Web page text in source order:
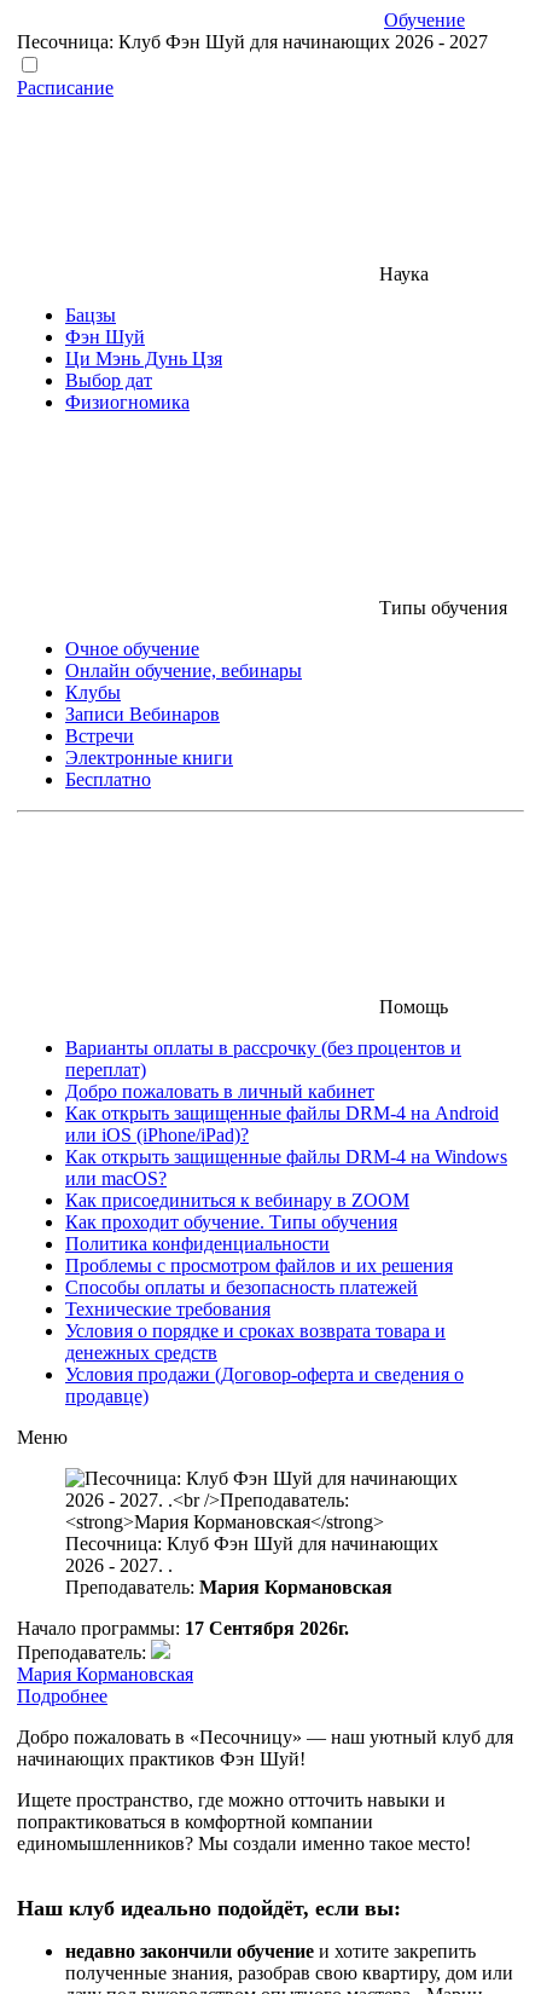
Обучение
Песочница: Клуб Фэн Шуй для начинающих 2026 - 2027
Расписание
Наука
Бацзы
Фэн Шуй
Ци Мэнь Дунь Цзя
Выбор дат
Физиогномика
Типы обучения
Очное обучение
Онлайн обучение, вебинары
Клубы
Записи Вебинаров
Встречи
Электронные книги
Бесплатно
Помощь
Варианты оплаты в рассрочку (без процентов и
переплат)
Добро пожаловать в личный кабинет
Как открыть защищенные файлы DRM-4 на Android
или iOS (iPhone/iPad)?
Как открыть защищенные файлы DRM-4 на Windows
или macOS?
Как присоединиться к вебинару в ZOOM
Как проходит обучение. Типы обучения
Политика конфиденциальности
Проблемы с просмотром файлов и их решения
Способы оплаты и безопасность платежей
Технические требования
Условия о порядке и сроках возврата товара и
денежных средств
Условия продажи (Договор-оферта и сведения о
продавце)
Меню
Песочница: Клуб Фэн Шуй для начинающих
2026 - 2027. .
Преподаватель: Мария Кормановская
Начало программы: 17 Сентября 2026г.
Преподаватель:
Мария Кормановская
Подробнее
Добро пожаловать в «Песочницу» — наш уютный клуб для
начинающих практиков Фэн Шуй!
Ищете пространство, где можно отточить навыки и
попрактиковаться в комфортной компании
единомышленников? Мы создали именно такое место!
Наш клуб идеально подойдёт, если вы:
недавно закончили обучение и хотите закрепить
полученные знания, разобрав свою квартиру, дом или